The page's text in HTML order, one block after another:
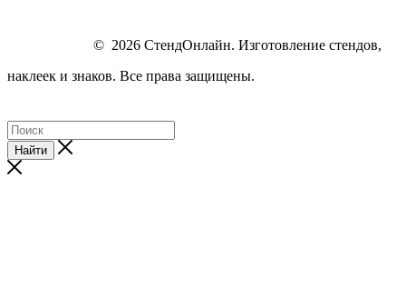
© 2026 СтендОнлайн. Изготовление стендов,
наклеек и знаков. Все права защищены.
Найти